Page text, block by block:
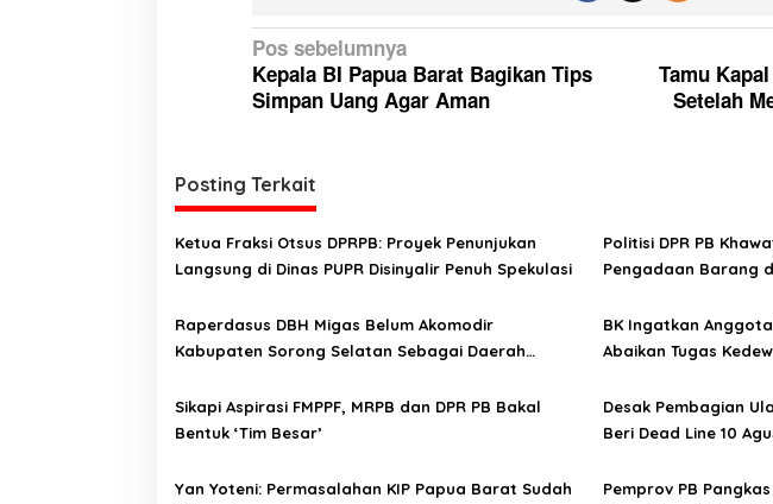
N
a
v
g
a
s
p
o
s
Pos sebelumnya
Kepala BI Papua Barat Bagikan Tips
Simpan Uang Agar Aman
Tamu
Setelah
Posting Terkait
Ketua Fraksi Otsus DPRPB: Proyek Penunjukan
Langsung di Dinas PUPR Disinyalir Penuh Spekulasi
Politisi DPR PB
Pengadaan Barang
Raperdasus DBH Migas Belum Akomodir
Kabupaten Sorong Selatan Sebagai Daerah
BK Ingatkan
Abaikan Tugas
Sikapi Aspirasi FMPPF, MRPB dan DPR PB Bakal
Bentuk ‘Tim Besar’
Desak Pembagian
Beri Dead Line 10
Yan Yoteni: Permasalahan KIP Papua Barat Sudah
Pemprov PB